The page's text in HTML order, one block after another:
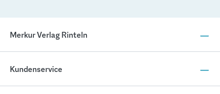
Merkur Verlag Rinteln
Kundenservice